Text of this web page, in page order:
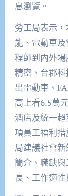
息瀏覽。
勞工局表示
能、電動車
程師到內外
精密、台郡
出電動車、
高上看6.5萬
酒店及統一
項員工福利
局建議社會
簡介、職缺
長、工作適